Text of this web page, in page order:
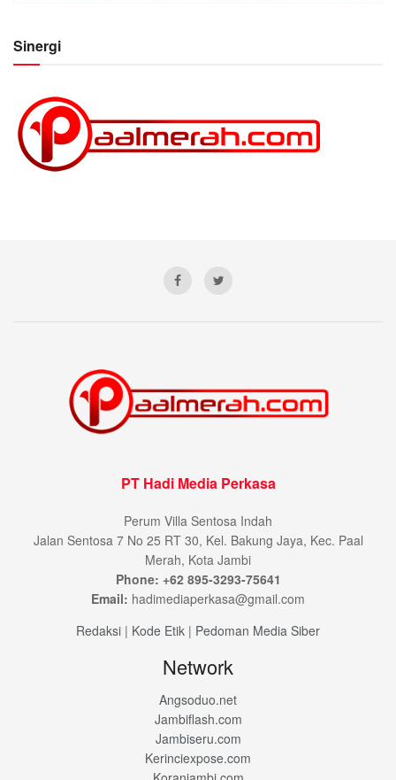
Sinergi
PT Hadi Media Perkasa
Perum Villa Sentosa Indah
Jalan Sentosa 7 No 25 RT 30, Kel. Bakung Jaya, Kec. Paal
Merah, Kota Jambi
Phone: +62 895-3293-75641
Email: hadimediaperkasa@gmail.com
Redaksi | Kode Etik | Pedoman Media Siber
Network
Angsoduo.net
Jambiflash.com
Jambiseru.com
Kerinciexpose.com